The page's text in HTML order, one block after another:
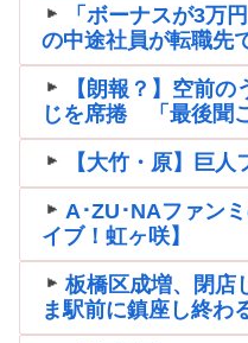
「ボーナスが3万
の中途社員が転職先
【朗報？】空前
じを席捲 「最後聞
【大竹・原】巨
A･ZU･NAファン
イブ！虹ヶ咲】
板橋区成増、閉店
ま駅前に鎮座し終わ